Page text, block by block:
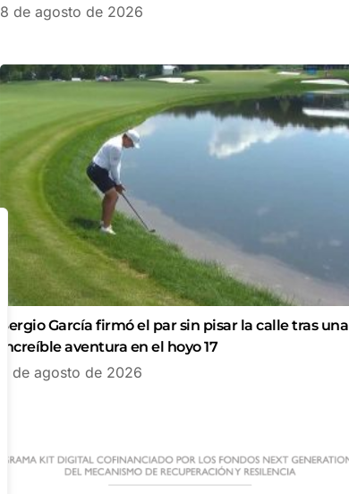
8 de agosto de 2026
Sergio García firmó el par sin pisar la calle tras una
increíble aventura en el hoyo 17
7 de agosto de 2026